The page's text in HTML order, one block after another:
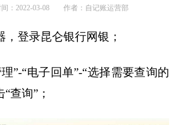
：2022-03-08 作者：自记账运营部
，登录昆仑银行网银；
”-“电子回单”-“选择需要查询的
查询”；